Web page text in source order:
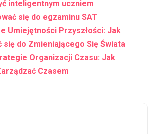
inteligentnym uczniem
się do egzaminu SAT
Umiejętności Przyszłości: Jak
do Zmieniającego Się Świata
Organizacji Czasu: Jak
Czasem